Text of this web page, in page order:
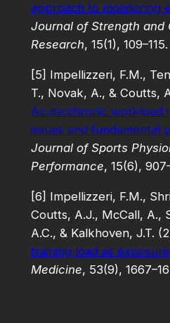
approach to monitoring
Journal of Strength and
Research, 15(1), 109–115.
[5] Impellizzeri, F.M.,
T., Novak, A., & Coutts,
Acute:chronic workload
issues and fundamental
Journal of Sports
Performance, 15(6),
[6] Impellizzeri, F.M.,
Coutts, A.J., McCall, A.,
A.C., & Kalkhoven, J.T.
training load as
Medicine, 53(9),